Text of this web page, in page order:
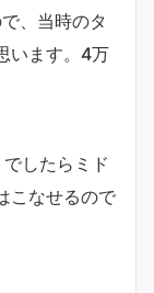
、当時のタ
います。4万
したらミド
こなせるので